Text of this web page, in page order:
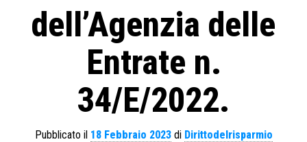
dell’Agenzia delle
Entrate n.
34/E/2022.
Pubblicato il 18 Febbraio 2023di Dirittodelrisparmio